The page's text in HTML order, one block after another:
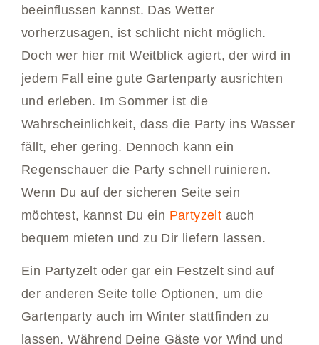
beeinflussen kannst. Das Wetter
vorherzusagen, ist schlicht nicht möglich.
Doch wer hier mit Weitblick agiert, der wird in
jedem Fall eine gute Gartenparty ausrichten
und erleben. Im Sommer ist die
Wahrscheinlichkeit, dass die Party ins Wasser
fällt, eher gering. Dennoch kann ein
Regenschauer die Party schnell ruinieren.
Wenn Du auf der sicheren Seite sein
möchtest, kannst Du ein Partyzelt auch
bequem mieten und zu Dir liefern lassen.
Ein Partyzelt oder gar ein Festzelt sind auf
der anderen Seite tolle Optionen, um die
Gartenparty auch im Winter stattfinden zu
lassen. Während Deine Gäste vor Wind und